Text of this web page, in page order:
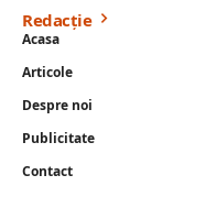
Redacție
Acasa
Articole
Despre noi
Publicitate
Contact